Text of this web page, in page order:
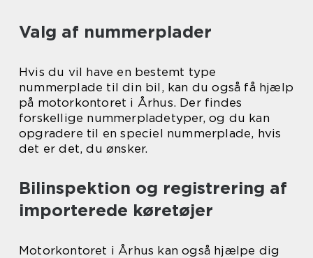
Valg af nummerplader
Hvis du vil have en bestemt type
nummerplade til din bil, kan du også få hjælp
på motorkontoret i Århus. Der findes
forskellige nummerpladetyper, og du kan
opgradere til en speciel nummerplade, hvis
det er det, du ønsker.
Bilinspektion og registrering af
importerede køretøjer
Motorkontoret i Århus kan også hjælpe dig